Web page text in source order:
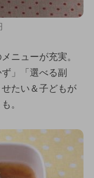
ニューが充実。
」「選べる副
たい＆子どもが
。